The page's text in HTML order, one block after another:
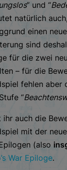
” und “
natürlich
einen
sind
für die zwei
– für die
fehlen aber
“
ihr auch die
mit der
(also
War Epiloge.